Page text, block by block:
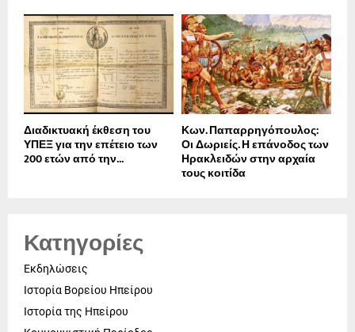
Διαδικτυακή έκθεση του
ΥΠΕΞ για την επέτειο των
200 ετών από την...
Κων. Παπαρρηγόπουλος:
Οι Δωριείς. Η επάνοδος των
Ηρακλειδών στην αρχαία
τους κοιτίδα
Κατηγορίες
Εκδηλώσεις
Ιστορία Βορείου Ηπείρου
Ιστορία της Ηπείρου